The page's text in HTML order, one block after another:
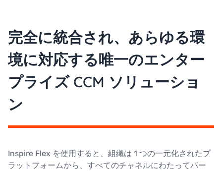
完全に統合され、あらゆる環
境に対応する唯一のエンター
プライズ CCM ソリューショ
ン
Inspire Flex を使用すると、組織は 1 つの一元化されたプ
ラットフォームから、すべてのチャネルにわたってパー